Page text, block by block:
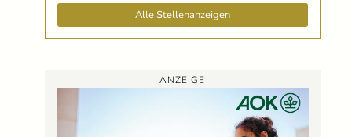
Alle Stellenanzeigen
ANZEIGE